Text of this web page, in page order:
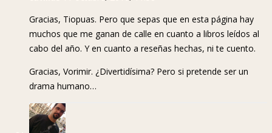
Gracias, Tiopuas. Pero que sepas que en esta página hay
muchos que me ganan de calle en cuanto a libros leídos al
cabo del año. Y en cuanto a reseñas hechas, ni te cuento.
Gracias, Vorimir. ¿Divertidísima? Pero si pretende ser un
drama humano…